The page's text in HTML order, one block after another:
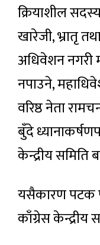
क्रियाशील
खारेजी, भ्रातृ
अधिवेशन नगरी
नपाउने,
वरिष्ठ नेता
बुँदे
केन्द्रीय
यसैकारण पटक
काँग्रेस